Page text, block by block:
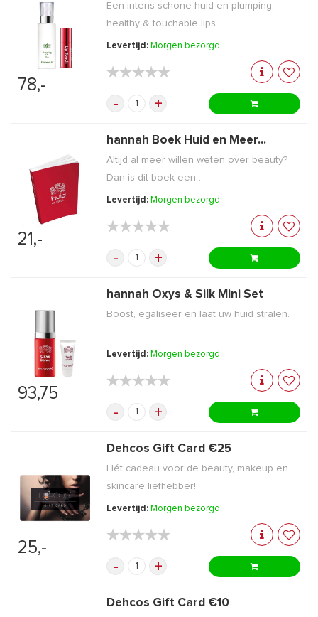
78,-
Een intens schone huid en plumping,
healthy & touchable lips ...
Levertijd: Morgen bezorgd
★★★★★
★★★★★
- +
21,-
hannah Boek Huid en Meer...
Altijd al meer willen weten over beauty?
Dan is dit boek een ...
Levertijd: Morgen bezorgd
★★★★★
★★★★★
- +
93,75
hannah Oxys & Silk Mini Set
Boost, egaliseer en laat uw huid stralen.
Levertijd: Morgen bezorgd
★★★★★
★★★★★
- +
25,-
Dehcos Gift Card €25
Hét cadeau voor de beauty, makeup en
skincare liefhebber!
Levertijd: Morgen bezorgd
★★★★★
★★★★★
- +
Dehcos Gift Card €10